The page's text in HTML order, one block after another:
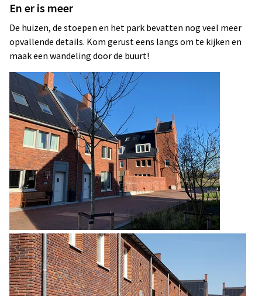
En er is meer
De huizen, de stoepen en het park bevatten nog veel meer
opvallende details. Kom gerust eens langs om te kijken en
maak een wandeling door de buurt!